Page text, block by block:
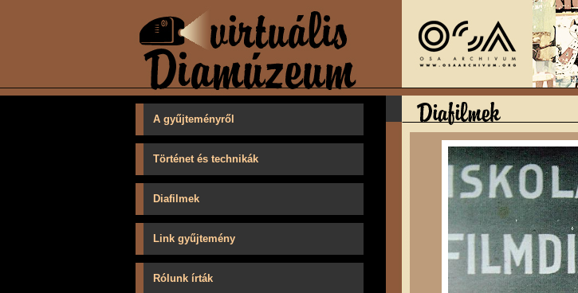
A gyűjteményről
Történet és technikák
Diafilmek
Link gyűjtemény
Rólunk írták